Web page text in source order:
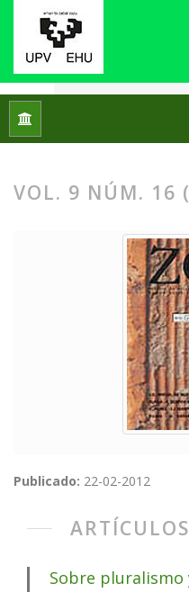
Inicio
VOL. 9 NÚM. 16
Publicado: 22-02-2012
ARTÍCULOS
Sobre pluralismo